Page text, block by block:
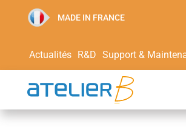
MADE IN FRANCE
Actualités R&D Support &